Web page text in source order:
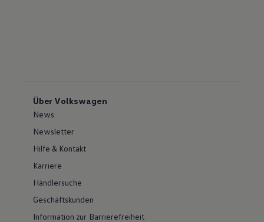
Über Volkswagen
News
Newsletter
Hilfe & Kontakt
Karriere
Händlersuche
Geschäftskunden
Information zur Barrierefreiheit